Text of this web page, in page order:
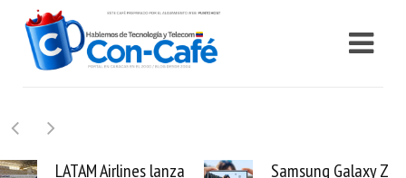
Samsung Galaxy Z
Cashea levanta